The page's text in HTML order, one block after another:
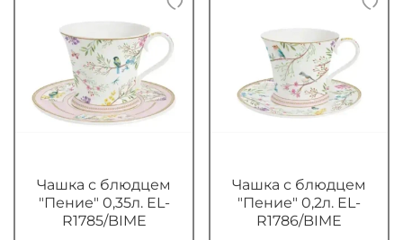
Чашка с блюдцем
"Пение" 0,35л. EL-
R1785/BIME
Чашка с блюдцем
"Пение" 0,2л. EL-
R1786/BIME